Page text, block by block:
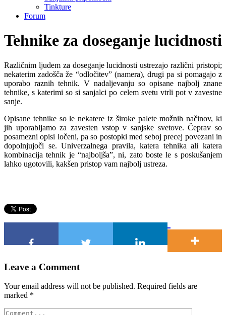
Tinkture
Forum
Tehnike za doseganje lucidnosti
Različnim ljudem za doseganje lucidnosti ustrezajo različni pristopi;
nekaterim zadošča že “odločitev” (namera), drugi pa si pomagajo z
uporabo raznih tehnik. V nadaljevanju so opisane najbolj znane
tehnike, s katerimi so si sanjalci po celem svetu vtrli pot v zavestne
sanje.
Opisane tehnike so le nekatere iz široke palete možnih načinov, ki
jih uporabljamo za zavesten vstop v sanjske svetove. Čeprav so
posamezni opisi ločeni, pa so postopki med seboj precej povezani in
dopolnjujoči se. Univerzalnega pravila, katera tehnika ali katera
kombinacija tehnik je “najboljša”, ni, zato boste le s poskušanjem
lahko ugotovili, kakšen pristop vam najbolj ustreza.
Leave a Comment
Your email address will not be published. Required fields are
marked *